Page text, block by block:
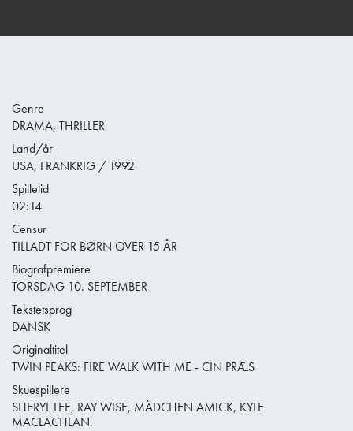
Genre
DRAMA, THRILLER
Land/år
USA, FRANKRIG / 1992
Spilletid
02:14
Censur
TILLADT FOR BØRN OVER 15 ÅR
Biografpremiere
TORSDAG 10. SEPTEMBER
Tekstetsprog
DANSK
Originaltitel
TWIN PEAKS: FIRE WALK WITH ME - CIN PRÆS
Skuespillere
SHERYL LEE, RAY WISE, MÄDCHEN AMICK, KYLE
MACLACHLAN.